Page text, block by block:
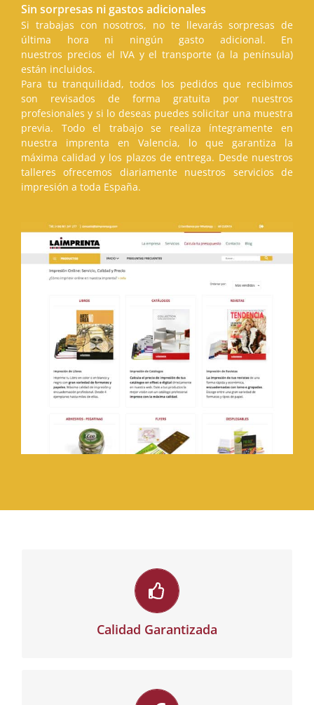
Sin sorpresas ni gastos adicionales
Si trabajas con nosotros, no te llevarás sorpresas de
última hora ni ningún gasto adicional. En
nuestros precios el IVA y el transporte (a la península)
están incluidos.
Para tu tranquilidad, todos los pedidos que recibimos
son revisados de forma gratuita por nuestros
profesionales y si lo deseas puedes solicitar una muestra
previa. Todo el trabajo se realiza íntegramente en
nuestra imprenta en Valencia, lo que garantiza la
máxima calidad y los plazos de entrega. Desde nuestros
talleres ofrecemos diariamente nuestros servicios de
impresión a toda España.
Calidad Garantizada
Calidad Garantizada
Un excelente equipo de profesionales y tecnología
de última generación garantizan la máxima calidad
de nuestro servicio.
Rapidez y Eficacia